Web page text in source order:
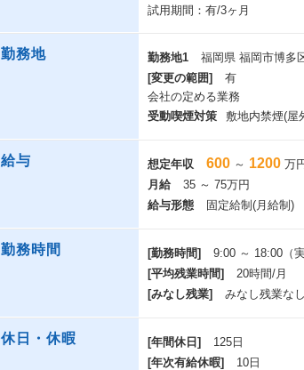
試用期間：有/3ヶ月
勤務地 勤務地1
福岡県 福岡市博多
[変更の範囲]
有
会社の定める業務
受動喫煙対策
敷地内禁煙(屋
給与 想定年収 600 ～ 1200 万
月給
35 ～ 75万円
給与形態
固定給制(月給制)
勤務時間 [勤務時間]
9:00 ～ 18:00（
[平均残業時間]
20時間/月
[みなし残業]
みなし残業なし
休日・休暇 [年間休日]
125日
[年次有給休暇]
10日